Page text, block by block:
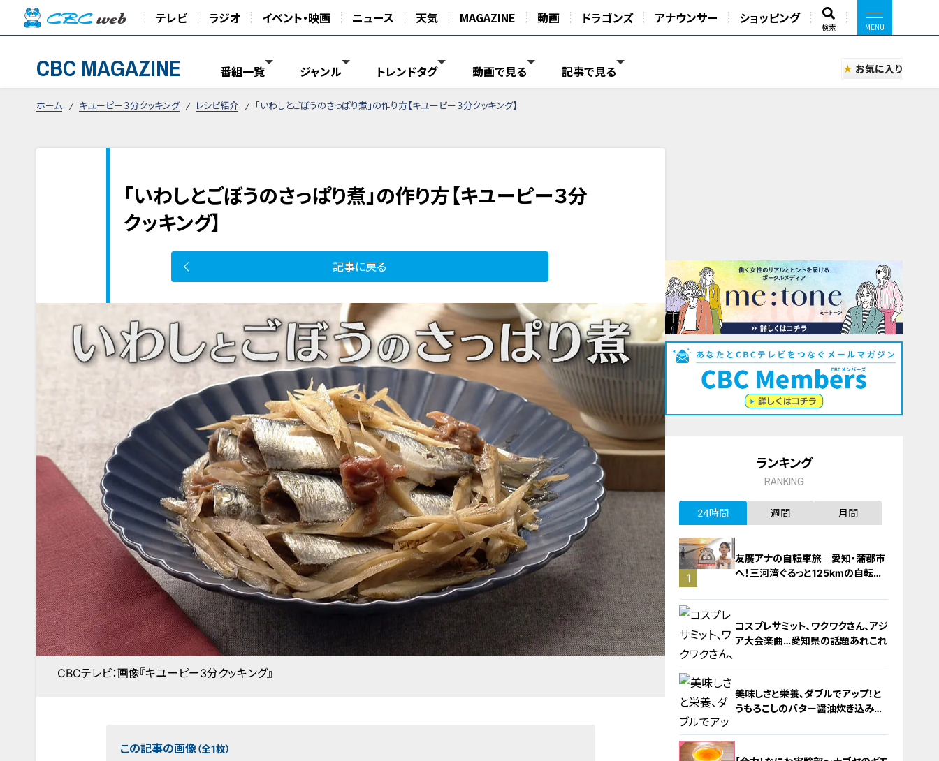
テレビ ラジオ イベント・映画 ニュース 天気 MAGAZINE 動画 ドラゴンズ アナウンサー ショッピング
検索
CBC MAGAZINE 番組一覧 ジャンル トレンドタグ 動画で見る 記事で見る お気に入り
ホーム キユーピー３分クッキング レシピ紹介 「いわしとごぼうのさっぱり煮」の作り方【キユーピー３分クッキング】
「いわしとごぼうのさっぱり煮」の作り方【キユーピー３分
クッキング】
記事に戻る
CBCテレビ：画像『キユーピー3分クッキング』
この記事の画像（全1枚）
ランキング
RANKING
24時間 週間 月間
1
友廣アナの自転車旅｜愛知・蒲郡市
へ！三河湾ぐるっと125kmの自転車
2
コスプレサミット、ワクワクさん、アジ
ア大会楽曲…愛知県の話題あれこれ
美味しさと栄養、ダブルでアップ！と
うもろこしのバター醤油炊き込みご